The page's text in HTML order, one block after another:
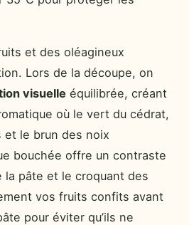
et des oléagineux
Lors de la découpe, on
visuelle équilibrée, créant
où le vert du cédrat,
et le brun des noix
bouchée offre un contraste
la pâte et le croquant des
vos fruits confits avant
pour éviter qu’ils ne